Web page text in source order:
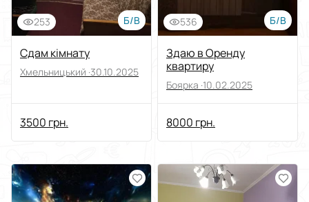
253 Б/В
Сдам кімнату
Хмельницький ·30.10.2025
3500 грн.
536 Б/В
Здаю в Оренду
квартиру
Боярка ·10.02.2025
8000 грн.